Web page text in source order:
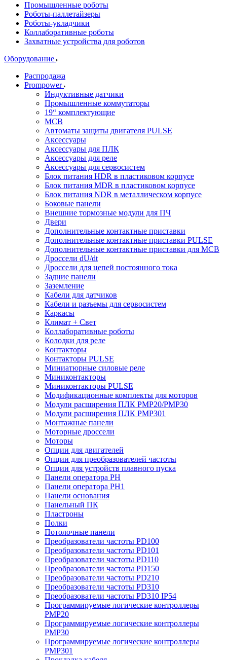
Промышленные роботы
Роботы-паллетайзеры
Роботы-укладчики
Коллаборативные роботы
Захватные устройства для роботов
Оборудование
Распродажа
Prompower
Индуктивные датчики
Промышленные коммутаторы
19“ комплектующие
MCB
Автоматы защиты двигателя PULSE
Аксессуары
Аксессуары для ПЛК
Аксессуары для реле
Аксессуары для сервосистем
Блок питания HDR в пластиковом корпусе
Блок питания MDR в пластиковом корпусе
Блок питания NDR в металлическом корпусе
Боковые панели
Внешние тормозные модули для ПЧ
Двери
Дополнительные контактные приставки
Дополнительные контактные приставки PULSE
Дополнительные контактные приставки для MCB
Дроссели dU/dt
Дроссели для цепей постоянного тока
Задние панели
Заземление
Кабели для датчиков
Кабели и разъемы для сервосистем
Каркасы
Климат + Свет
Коллаборативные роботы
Колодки для реле
Контакторы
Контакторы PULSE
Миниатюрные силовые реле
Миниконтакторы
Миниконтакторы PULSE
Модификационные комплекты для моторов
Модули расширения ПЛК PMP20/PMP30
Модули расширения ПЛК PMP301
Монтажные панели
Моторные дроссели
Моторы
Опции для двигателей
Опции для преобразователей частоты
Опции для устройств плавного пуска
Панели оператора PH
Панели оператора PH1
Панели основания
Панельный ПК
Пластроны
Полки
Потолочные панели
Преобразователи частоты PD100
Преобразователи частоты PD101
Преобразователи частоты PD110
Преобразователи частоты PD150
Преобразователи частоты PD210
Преобразователи частоты PD310
Преобразователи частоты PD310 IP54
Программируемые логические контроллеры
PMP20
Программируемые логические контроллеры
PMP30
Программируемые логические контроллеры
PMP301